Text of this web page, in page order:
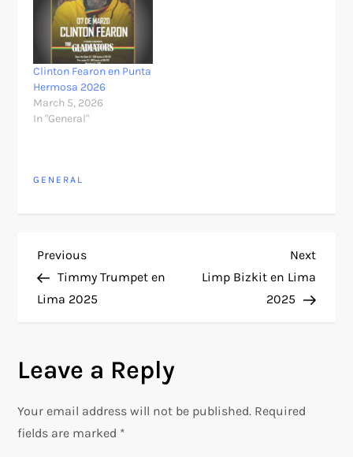
Clinton Fearon en Punta
Hermosa 2026
March 5, 2026
In "General"
GENERAL
P
o
t
n
a
Previous
Post
Previous
Timmy Trumpet en
Lima 2025
Next
Post
Next
Limp Bizkit en Lima
2025
Leave a Reply
Your email address will not be published. Required
fields are marked *